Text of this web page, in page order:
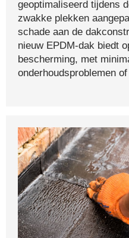
geoptimaliseerd tijdens
zwakke plekken
schade aan de
nieuw EPDM-dak biedt
bescherming, met
onderhoudsproblemen